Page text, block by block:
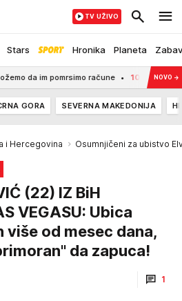
Stars Hronika Planeta
TV UŽIVO
im pomrsimo račune 10:50 Primetili ste
NOVO →
GORA SEVERNA MAKEDONIJA
i Hercegovina Osumnjičeni za ubistvo
(22) IZ BiH
VEGASU: Ubica
više od mesec dana,
da zapuca!
1